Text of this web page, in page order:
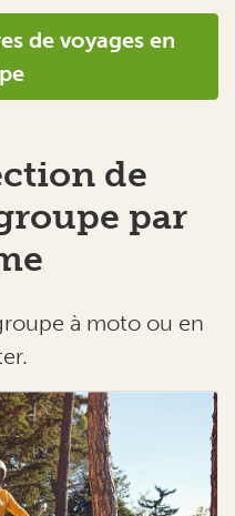
de voyages en
de
par
à moto ou en